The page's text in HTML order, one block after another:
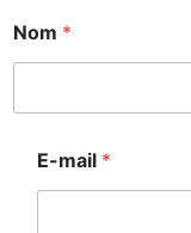
Nom *
E-mail *